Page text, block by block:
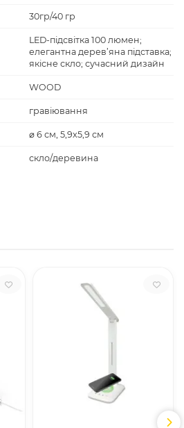
30гр/40 гр
LED-підсвітка 100 люмен;
елегантна дерев’яна підставка;
якісне скло; сучасний дизайн
WOOD
гравіювання
⌀ 6 см, 5,9x5,9 см
скло/деревина